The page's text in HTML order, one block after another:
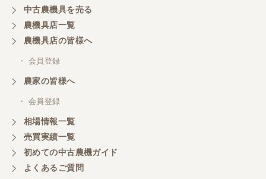
東京都／おちゃ
いいたします。
東京都／もっくん
中古農機具を売る
農機具店一覧
農機具店の皆様へ
・ 会員登録
農家の皆様へ
・ 会員登録
相場情報一覧
売買実績一覧
初めての中古農機ガイド
よくあるご質問